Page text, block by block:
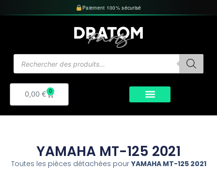
au
Paiement 100% sécurisé
de
0,00 € 0
Panier
YAMAHA MT-125 2021
Toutes les pièces détachées pourYAMAHA MT-125 2021